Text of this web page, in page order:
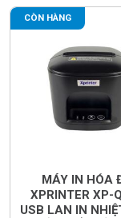
CÒN HÀNG
MÁY IN HÓA
XPRINTER XP-
USB LAN IN